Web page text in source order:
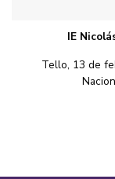
IE
Tello, 13 de